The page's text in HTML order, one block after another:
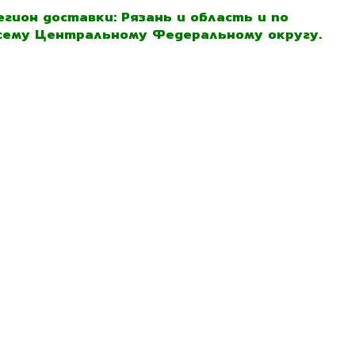
доставки: Рязань и область и по
Центральному Федеральному округу.